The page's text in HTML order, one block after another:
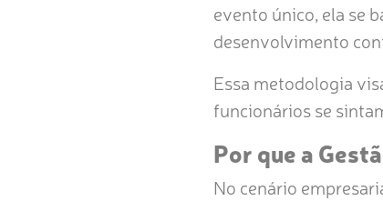
evento único, ela se
desenvolvimento
Essa metodologia
funcionários se
Por que a
No cenário